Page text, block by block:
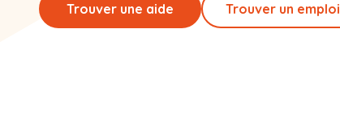
Trouver une aide Trouver un emploi